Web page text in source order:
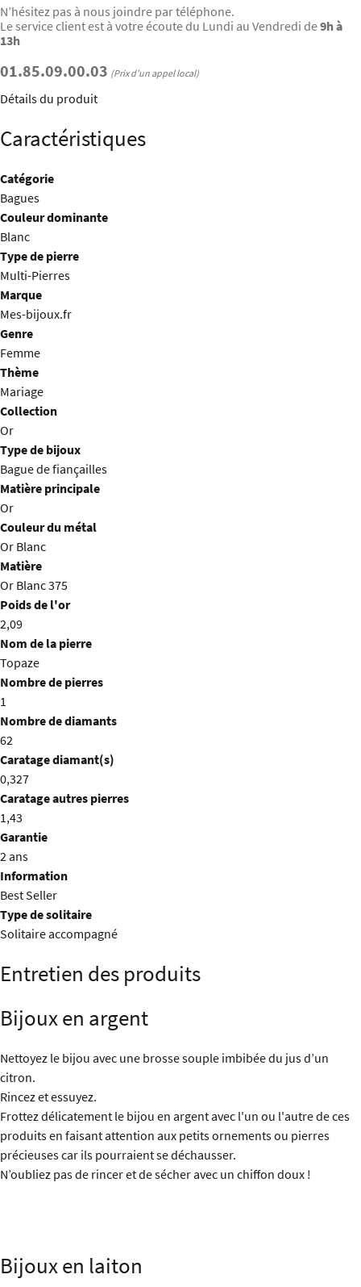
N’hésitez pas à nous joindre par téléphone.
Le service client est à votre écoute du Lundi au Vendredi de9h à
13h
01.85.09.00.03 (Prix d’un appel local)
Détails du produit
Caractéristiques
Catégorie
Bagues
Couleur dominante
Blanc
Type de pierre
Multi-Pierres
Marque
Mes-bijoux.fr
Genre
Femme
Thème
Mariage
Collection
Or
Type de bijoux
Bague de fiançailles
Matière principale
Or
Couleur du métal
Or Blanc
Matière
Or Blanc 375
Poids de l'or
2,09
Nom de la pierre
Topaze
Nombre de pierres
1
Nombre de diamants
62
Caratage diamant(s)
0,327
Caratage autres pierres
1,43
Garantie
2 ans
Information
Best Seller
Type de solitaire
Solitaire accompagné
Entretien des produits
Bijoux en argent
Nettoyez le bijou avec une brosse souple imbibée du jus d’un
citron.
Rincez et essuyez.
Frottez délicatement le bijou en argent avec l'un ou l'autre de ces
produits en faisant attention aux petits ornements ou pierres
précieuses car ils pourraient se déchausser.
N’oubliez pas de rincer et de sécher avec un chiffon doux !
Bijoux en laiton